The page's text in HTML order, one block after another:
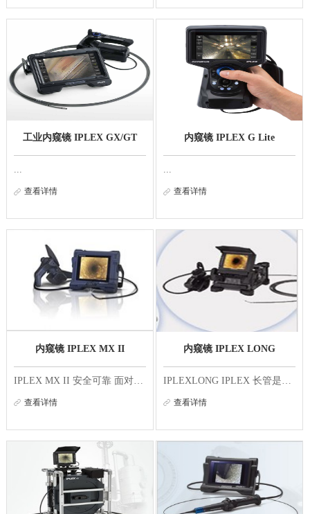
工业内窥镜 IPLEX GX/GT
...
查看详情
内窥镜 IPLEX G Lite
...
查看详情
内窥镜 IPLEX MX II
IPLEX MX II 安全可靠 面对恶劣环境？IPLEX MX II的设计使用户可随时进行检测 经验丰富加质量监控 IPLEX MX II的核心价值是基于奥林巴斯数十年的内窥镜制作经验和严格的质量监控。IPLEX MX II不仅克服了在恶劣环境下的使用限制，而且即使在可能发生碰撞情况...
查看详情
内窥镜 IPLEX LONG
查看详情